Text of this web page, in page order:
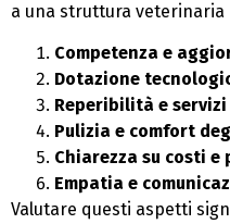
a una struttura veterinaria
Competenza e
Dotazione
Reperibilità e servizi
Pulizia e comfort
Chiarezza su costi e
Empatia e
Valutare questi aspetti